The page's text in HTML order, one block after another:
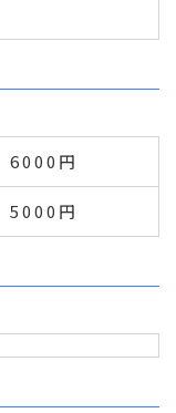
6000円
5000円